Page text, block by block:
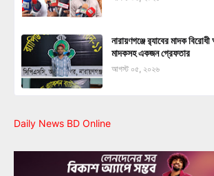
নারায়ণগঞ্জে র‍্যাবের মাদক
মাদকসহ একজন গ্রেফতার
আগস্ট ০৫, ২০২৬
Daily News BD Online